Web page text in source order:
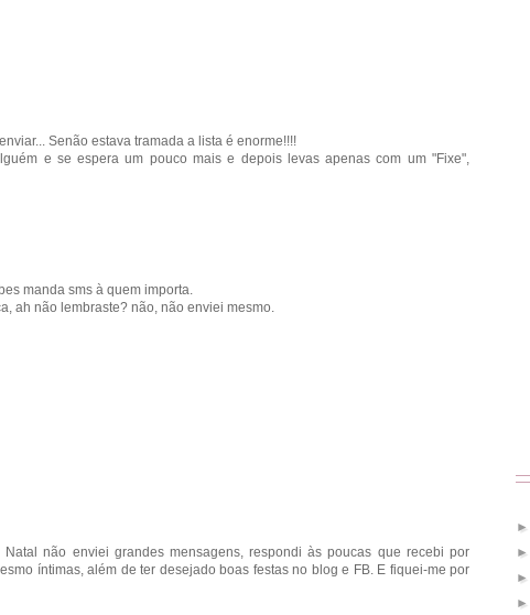
Senão estava tramada a lista é enorme!!!!
e se espera um pouco mais e depois levas apenas com um "Fixe",
manda sms à quem importa.
ah não lembraste? não, não enviei mesmo.
não enviei grandes mensagens, respondi às poucas que recebi por
íntimas, além de ter desejado boas festas no blog e FB. E fiquei-me por
►
►
►
►